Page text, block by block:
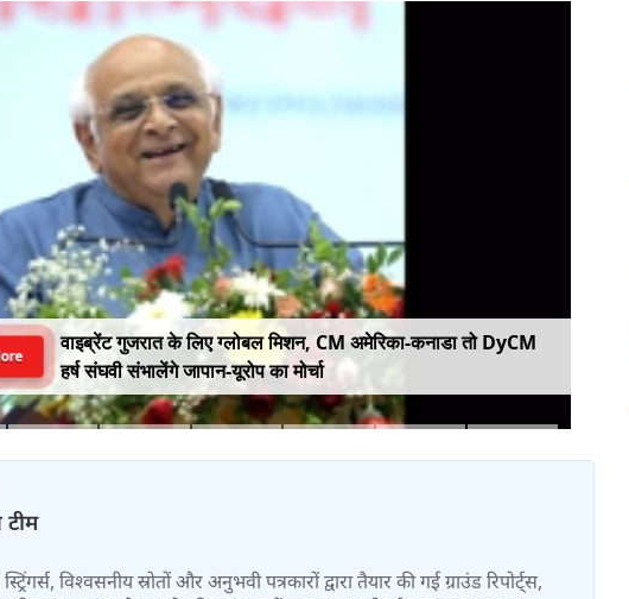
वाइब्रेंट गुजरात के लिए ग्लोबल मिशन, CM अमेरिका-कनाडा तो DyCM
हर्ष संघवी संभालेंगे जापान-यूरोप का मोर्चा
विश्वसनीय स्रोतों और अनुभवी पत्रकारों द्वारा तैयार की गई ग्राउंड रिपोर्ट्स,